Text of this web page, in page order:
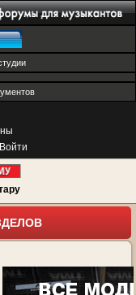
Войти